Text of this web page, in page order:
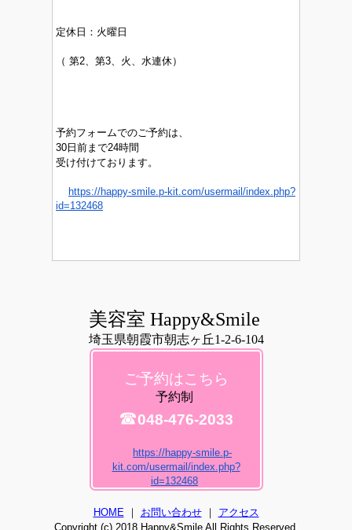
定休日： 火曜日
（ 第2、第3、火、水連休）
予約フォームでのご予約は、
30日前まで24時間
受け付けております。
https://happy-smile.p-kit.com/usermail/index.php?
id=132468
美容室 Happy&Smile
埼玉県朝霞市朝志ヶ丘1-2-6-104
ご予約はこちら
予約制
☎048-476-2033
https://happy-smile.p-
kit.com/usermail/index.php?
id=132468
HOME｜ お問い合わせ｜ アクセス
Copyright (c) 2018 Happy&Smile All Rights Reserved.